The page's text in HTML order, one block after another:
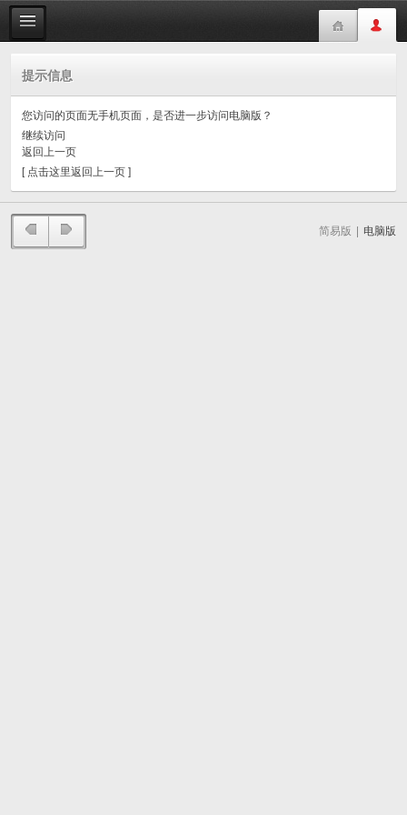
提示信息
您访问的页面无手机页面，是否进一步访问电脑版？
继续访问
返回上一页
[ 点击这里返回上一页 ]
简易版 电脑版